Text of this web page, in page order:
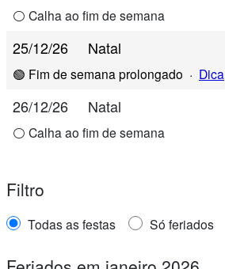
⚪ Calha ao fim de semana
25/12/26 Natal
🟢 Fim de semana prolongado · Dica
26/12/26 Natal
⚪ Calha ao fim de semana
Filtro
Todas as festas Só feriados